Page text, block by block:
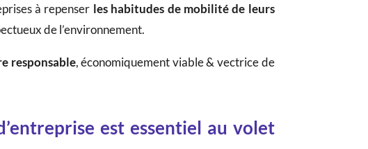
à repenser les habitudes de mobilité de leurs
de l’environnement.
responsable, économiquement viable & vectrice de
est essentiel au volet